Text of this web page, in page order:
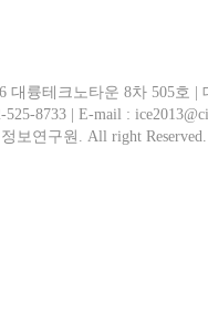
대륭테크노타운 8차 505호 |
525-8733 | E-mail :
보연구원. All right